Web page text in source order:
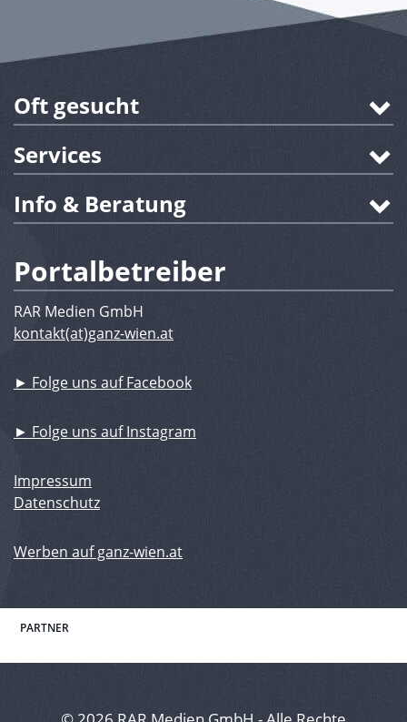
Oft gesucht
Services
Info & Beratung
Portalbetreiber
RAR Medien GmbH
kontakt(at)ganz-wien.at
► Folge uns auf Facebook
► Folge uns auf Instagram
Impressum
Datenschutz
Werben auf ganz-wien.at
PARTNER